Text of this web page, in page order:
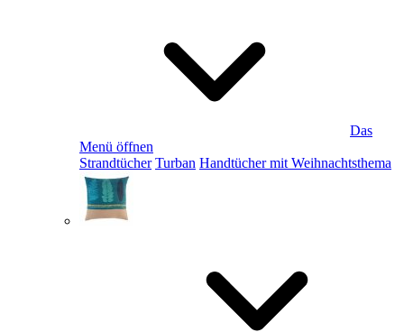
Das
Menü öffnen
Strandtücher Turban Handtücher mit Weihnachtsthema